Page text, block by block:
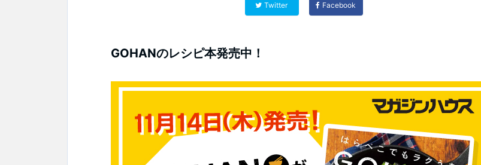
Twitter Facebook
GOHANのレシピ本発売中！